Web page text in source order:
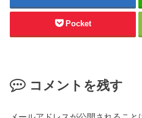
Pocket
コメントを残す